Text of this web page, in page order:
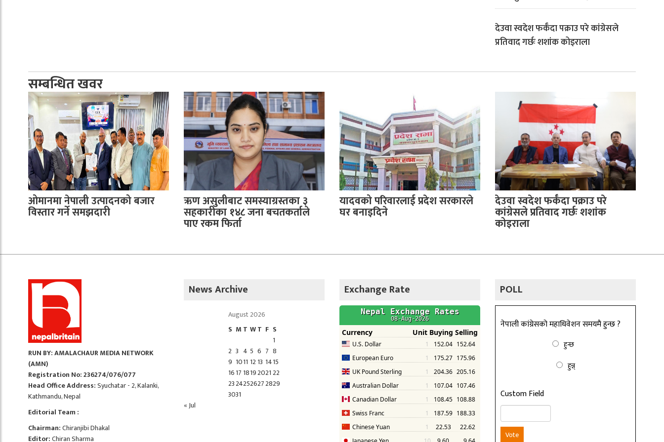
देउवा स्वदेश फर्कँदा पक्राउ परे कांग्रेसले
प्रतिवाद गर्छः शशांक कोइराला
सम्बन्धित खवर
ओमानमा नेपाली उत्पादनको बजार
विस्तार गर्ने समझदारी
ऋण असुलीबाट समस्याग्रस्तका ३
सहकारीका १४८ जना बचतकर्ताले
पाए रकम फिर्ता
यादवको परिवारलाई प्रदेश सरकारले
घर बनाइदिने
देउवा स्वदेश फर्कँदा पक्राउ परे
कांग्रेसले प्रतिवाद गर्छः शशांक
कोइराला
RUN BY: AMALACHAUR MEDIA NETWORK
(AMN)
Registration No: 236274/076/077
Head Office Address:Syuchatar - 2, Kalanki,
Kathmandu, Nepal
Editorial Team :
Chairman:Chiranjibi Dhakal
Editor:Chiran Sharma
News Archive
August 2026
S M T WT F S
1
2 3 4 5 6 7 8
9 1011 12 13 1415
1617 1819202122
23242526272829
3031
« Jul
Exchange Rate POLL
नेपाली कांग्रेसको महाधिवेशन समयमै हुन्छ ?
हुन्छ
हुन्न्
Custom Field
Vote